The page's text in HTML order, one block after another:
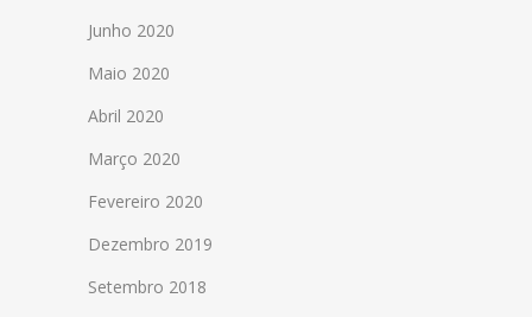
Junho 2020
Maio 2020
Abril 2020
Março 2020
Fevereiro 2020
Dezembro 2019
Setembro 2018